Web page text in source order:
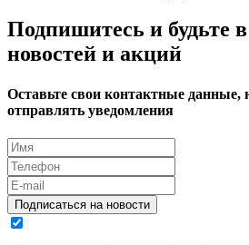
Подпишитесь и будьте
новостей и акций
Оставьте свои контактные данные,
отправлять уведомления
Подписаться на новости